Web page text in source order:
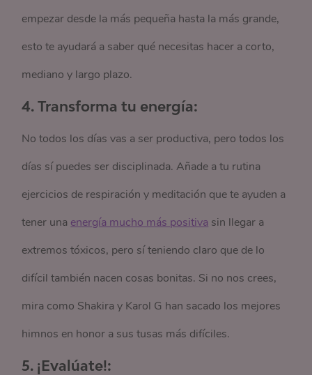
empezar desde la más pequeña hasta la más grande,
esto te ayudará a saber qué necesitas hacer a corto,
mediano y largo plazo.
4. Transforma tu energía:
No todos los días vas a ser productiva, pero todos los
días sí puedes ser disciplinada. Añade a tu rutina
ejercicios de respiración y meditación que te ayuden a
tener una energía mucho más positiva sin llegar a
extremos tóxicos, pero sí teniendo claro que de lo
difícil también nacen cosas bonitas. Si no nos crees,
mira como Shakira y Karol G han sacado los mejores
himnos en honor a sus tusas más difíciles.
5. ¡Evalúate!: